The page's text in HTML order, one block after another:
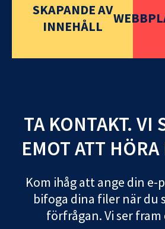
SKAPANDE AV
INNEHÅLL
TA KONTAKT. VI
EMOT ATT
Kom ihåg att ange din e-
bifoga dina filer när du
förfrågan. Vi ser